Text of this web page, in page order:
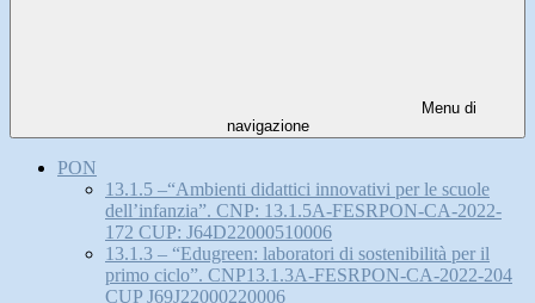
Menu di
navigazione
PON
13.1.5 –“Ambienti didattici innovativi per le scuole
dell’infanzia”. CNP: 13.1.5A-FESRPON-CA-2022-
172 CUP: J64D22000510006
13.1.3 – “Edugreen: laboratori di sostenibilità per il
primo ciclo”. CNP13.1.3A-FESRPON-CA-2022-204
CUP J69J22000220006